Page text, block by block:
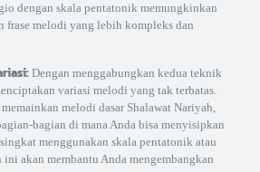
dengan skala pentatonik memungkinkan
frase melodi yang lebih kompleks dan
Dengan menggabungkan kedua teknik
variasi melodi yang tak terbatas.
melodi dasar Shalawat Nariyah,
bagian di mana Anda bisa menyisipkan
menggunakan skala pentatonik atau
akan membantu Anda mengembangkan